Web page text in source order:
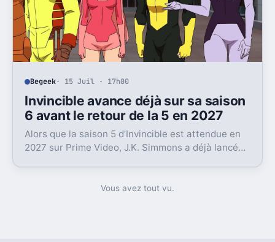
Begeek· 15 Juil · 17h00
Invincible avance déjà sur sa saison
6 avant le retour de la 5 en 2027
Alors que la saison 5 d’Invincible est attendue en
2027 sur Prime Video, J.K. Simmons a déjà lancé